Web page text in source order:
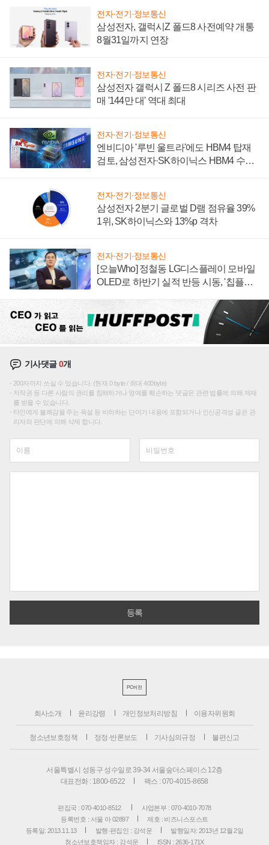
전자·전기·정보통신
삼성전자, 갤럭시Z 폴드8 사전예약 개통
8월31일까지 연장
전자·전기·정보통신
삼성전자 갤럭시 Z 폴드8 시리즈 사전 판
매 '144만 대' 역대 최대
전자·전기·정보통신
엔비디아 '루빈 울트라'에도 HBM4 탑재
검토, 삼성전자·SK하이닉스 HBM4 수율
전자·전기·정보통신
삼성전자 2분기 글로벌 D램 점유율 39%
1위, SK하이닉스와 13%p 격차
전자·전기·정보통신
[오늘Who] 정철동 LG디스플레이 모바일
OLED로 하반기 실적 반등 시동, '칩플레
기사댓글0개
200자까지 쓰실 수 있습니다. (현재 0 byte / 최대 400byte)
저작권 등 다른 사람의 권리를 침해하거나 명예를 훼손하는 댓글은 관련 법률에 의해 제재
를 받을 수 있습니다.
타인에게 불쾌감을 주는 욕설 등 비하하는 단어가 내용에 포함되거나 인신공격성 글은 관
리자의 판단에 의해 삭제 합니다.
PC버전
회사소개 윤리강령 개인정보처리방침 이용자위원회
청소년보호정책 정정·반론보도 기사심의규정 불편신고
서울특별시 성동구 성수일로 39-34 서울숲더스페이스 12층
대표전화 : 1800-6522
팩스 : 070-4015-8658
편집국 : 070-4010-8512
사업본부 : 070-4010-7078
등록번호 : 서울 아 02897
제호 : 비즈니스포스트
등록일: 2013.11.13
발행·편집인 : 강석운
발행일자: 2013년 12월 2일
청소년보호책임자 : 강석운
ISSN : 2636-171X